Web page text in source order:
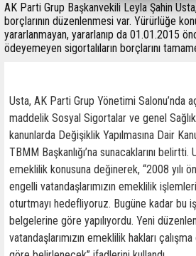
AK Parti Grup Başkanvekili Leyla Şahin
borçlarının düzenlenmesi var. Yürürlüğe
yararlanmayan, yararlanıp da 01.01.2015
ödeyemeyen sigortalıların borçlarını
Usta, AK Parti Grup Yönetimi Salonu’nda
maddelik Sosyal Sigortalar ve genel
kanunlarda Değişiklik Yapılmasına Dair
TBMM Başkanlığı’na sunacaklarını
emeklilik konusuna değinerek, “2008 yılı
engelli vatandaşlarımızın emeklilik
oturtmayı hedefliyoruz. Bugüne kadar bu
belgelerine göre yapılıyordu. Yeni
vatandaşlarımızın emeklilik hakları